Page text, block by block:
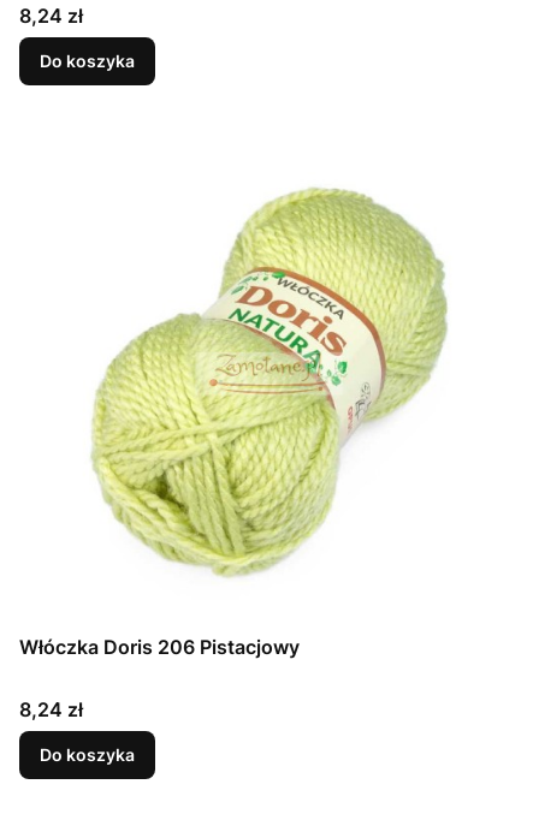
Cena
8,24 zł
Do koszyka
Włóczka Doris 206 Pistacjowy
Cena
8,24 zł
Do koszyka